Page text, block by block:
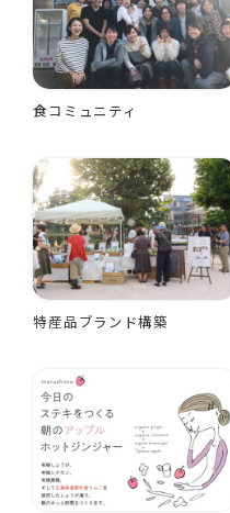
食コミュニティ
特産品ブランド構築